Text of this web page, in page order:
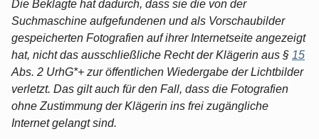
Die Beklagte hat dadurch, dass sie die von der
Suchmaschine aufgefundenen und als Vorschaubilder
gespeicherten Fotografien auf ihrer Internetseite angezeigt
hat, nicht das ausschließliche Recht der Klägerin aus § 15
Abs. 2 UrhG*+ zur öffentlichen Wiedergabe der Lichtbilder
verletzt. Das gilt auch für den Fall, dass die Fotografien
ohne Zustimmung der Klägerin ins frei zugängliche
Internet gelangt sind.